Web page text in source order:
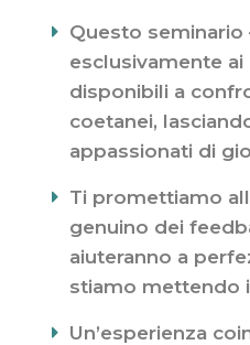
Questo
esclusivamente ai
disponibili a
coetanei,
appassionati di
Ti promettiamo
genuino dei
aiuteranno a
stiamo mettendo
Un’esperienza